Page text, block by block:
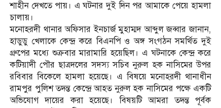
শাহীন দেখতে পায়। এ ঘটনার দুই দিন পর আমাকে পেয়ে হামলা
চালায়।
মনোহরদী থানার অফিসার ইনচার্জ মুহাম্মদ আব্দুল জব্বার জানান,
হাডুডু খেলাকে কেন্দ্র করে বিএনপি ও অঙ্গ সংগঠন সমর্থিত দুই
গ্রুপের মধ্যে শুক্রবার মারামারি হয়েছিল। এ ঘটনাকে কেন্দ্র করে
কটিয়াদী পৌর ছাত্রদলের সদস্য সচিব নুরুল হক নাসিমের উপর
রবিবার বিকেলে হামলা হয়েছে। এ বিষয়ে মনোহরদী থানাধীন
রামপুর পুলিশ তদন্ত কেন্দ্রে আহত নুরুল হক নাসিমের পক্ষে একটি
অভিযোগ দায়ের করা হয়েছে। বিষয়টি আমরা তদন্ত পূর্বক